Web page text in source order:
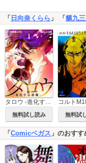
「日向奈くらら 」 「貘九
タロウ -進化する殺戮- 単行本版
無料試し読み 無料試
「 Comicベガス 」のおす